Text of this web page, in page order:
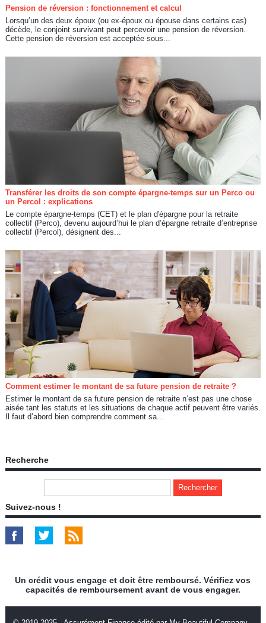
Pension de réversion : fonctionnement et calcul
Lorsqu’un des deux époux (ou ex-époux ou épouse dans certains cas)
décède, le conjoint survivant peut percevoir une pension de réversion.
Cette pension de réversion est acceptée sous...
Transférer les droits de son compte épargne-temps sur un Perco ou
un Percol : explications
Le compte épargne-temps (CET) et le plan d'épargne pour la retraite
collectif (Perco), devenu aujourd’hui le plan d’épargne retraite d’entreprise
collectif (Percol), désignent des...
Comment estimer le montant de sa future pension de retraite ?
Estimer le montant de sa future pension de retraite n’est pas une chose
aisée tant les statuts et les situations de chaque actif peuvent être variés.
Il faut d’abord bien comprendre comment sa...
Recherche
Suivez-nous !
Un crédit vous engage et doit être remboursé. Vérifiez vos
capacités de remboursement avant de vous engager.